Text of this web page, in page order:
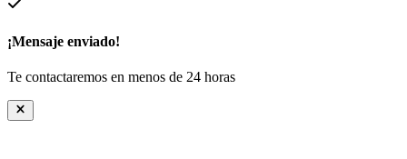
¡Mensaje enviado!
Te contactaremos en menos de 24 horas